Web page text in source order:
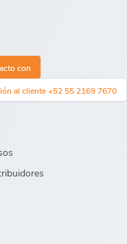
con
al cliente +52 55 2169 7670